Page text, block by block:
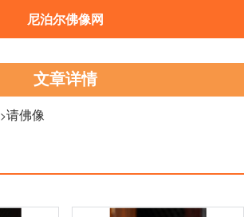
尼泊尔佛像网
文章详情
>请佛像